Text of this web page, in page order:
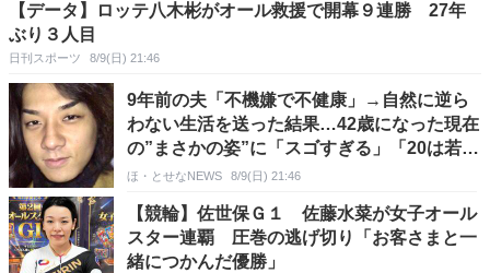
【データ】ロッテ八木彬がオール救援で開幕９連勝 27年
ぶり３人目
日刊スポーツ 8/9(日) 21:46
9年前の夫「不機嫌で不健康」→自然に逆ら
わない生活を送った結果…42歳になった現在
の”まさかの姿”に「スゴすぎる」「20は若く
見える」
ほ・とせなNEWS 8/9(日) 21:46
【競輪】佐世保Ｇ１ 佐藤水菜が女子オール
スター連覇 圧巻の逃げ切り「お客さまと一
緒につかんだ優勝」